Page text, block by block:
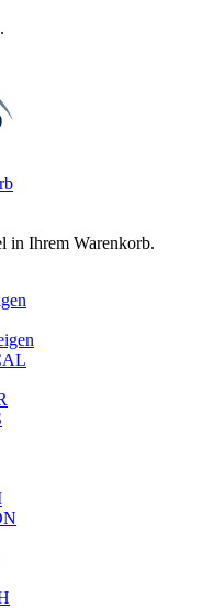
in Ihrem Warenkorb.